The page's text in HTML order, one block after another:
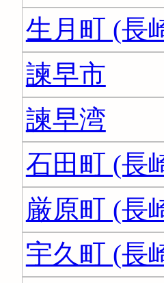
生月町 (長
諫早市
諫早湾
石田町 (長
厳原町 (長
宇久町 (長